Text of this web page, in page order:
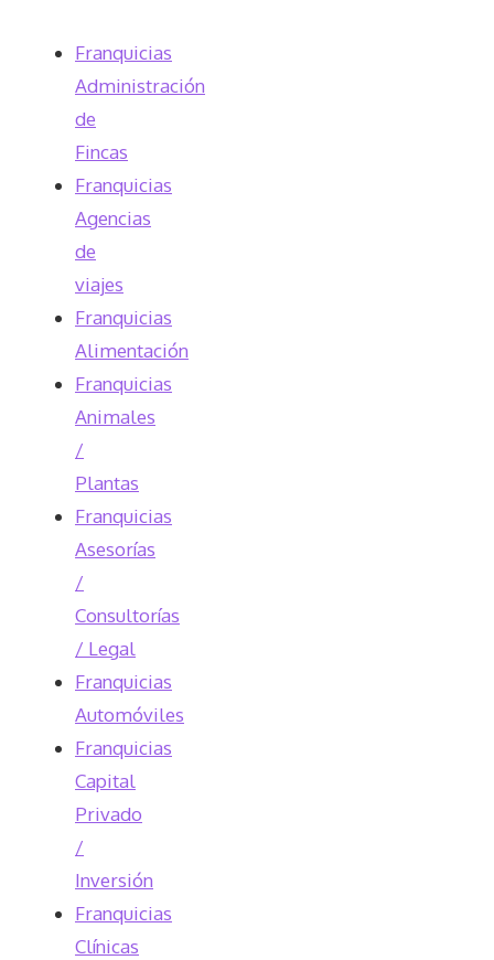
Franquicias
Administración
de
Fincas
Franquicias
Agencias
de
viajes
Franquicias
Alimentación
Franquicias
Animales
/
Plantas
Franquicias
Asesorías
/
Consultorías
/ Legal
Franquicias
Automóviles
Franquicias
Capital
Privado
/
Inversión
Franquicias
Clínicas